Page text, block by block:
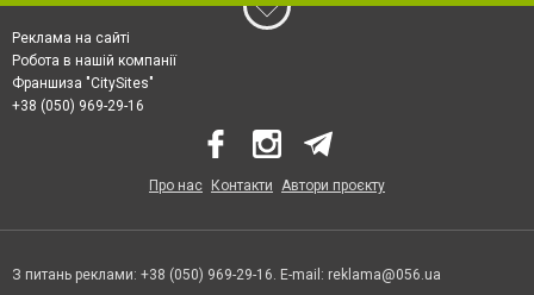
Реклама на сайті
Робота в нашій компанії
Франшиза "CitySites"
+38 (050) 969-29-16
Про нас Контакти Автори проєкту
З питань реклами: +38 (050) 969-29-16. E-mail: reklama@056.ua